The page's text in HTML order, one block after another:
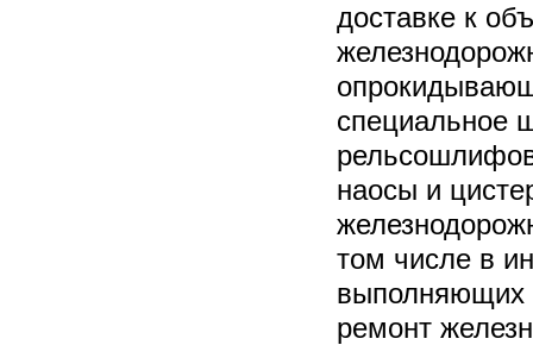
доставке к
специальное
наосы и
том числе в
выполняющих
ремонт